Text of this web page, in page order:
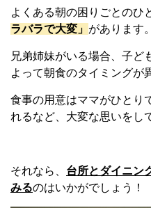
よくある朝の困りごとのひ
ラバラで大変」 があります。
兄弟姉妹がいる場合、子ど
よって朝食のタイミングが
食事の用意はママがひとり
れるなど、大変な思いをし
それなら、 台所とダイニン
みるのはいかがでしょう！